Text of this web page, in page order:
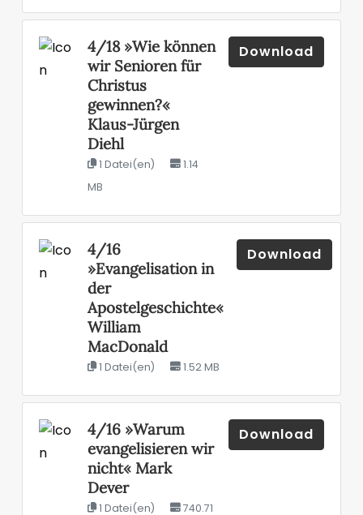
4/18 »Wie können
wir Senioren für
Christus
gewinnen?«
Klaus-Jürgen
Diehl
1 Datei(en)
1.14
MB
Download
4/16
»Evangelisation in
der
Apostelgeschichte«
William
MacDonald
1 Datei(en) 1.52 MB
Download
4/16 »Warum
evangelisieren wir
nicht« Mark
Dever
1 Datei(en)
740.71
Download